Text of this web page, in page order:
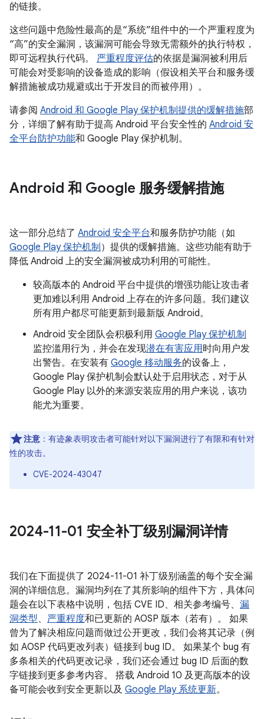
的链接。
这些问题中危险性最高的是“系统”组件中的一个严重程度为
“高”的安全漏洞，该漏洞可能会导致无需额外的执行特权，
即可远程执行代码。 严重程度评估的依据是漏洞被利用后
可能会对受影响的设备造成的影响（假设相关平台和服务缓
解措施被成功规避或出于开发目的而被停用）。
请参阅 Android 和 Google Play 保护机制提供的缓解措施部
分，详细了解有助于提高 Android 平台安全性的 Android 安
全平台防护功能和 Google Play 保护机制。
Android 和 Google 服务缓解措施
这一部分总结了 Android 安全平台和服务防护功能（如
Google Play 保护机制 ）提供的缓解措施。这些功能有助于
降低 Android 上的安全漏洞被成功利用的可能性。
较高版本的 Android 平台中提供的增强功能让攻击者
更加难以利用 Android 上存在的许多问题。我们建议
所有用户都尽可能更新到最新版 Android。
Android 安全团队会积极利用 Google Play 保护机制
监控滥用行为，并会在发现潜在有害应用时向用户发
出警告。在安装有 Google 移动服务的设备上，
Google Play 保护机制会默认处于启用状态，对于从
Google Play 以外的来源安装应用的用户来说，该功
能尤为重要。
注意 ：有迹象表明攻击者可能针对以下漏洞进行了有限和有针对
性的攻击。
CVE-2024-43047
2024-11-01 安全补丁级别漏洞详情
我们在下面提供了 2024-11-01 补丁级别涵盖的每个安全漏
洞的详细信息。漏洞均列在了其所影响的组件下方，具体问
题会在以下表格中说明，包括 CVE ID、相关参考编号、 漏
洞类型、 严重程度和已更新的 AOSP 版本（若有）。 如果
曾为了解决相应问题而做过公开更改，我们会将其记录（例
如 AOSP 代码更改列表）链接到 bug ID。 如果某个 bug 有
多条相关的代码更改记录，我们还会通过 bug ID 后面的数
字链接到更多参考内容。 搭载 Android 10 及更高版本的设
备可能会收到安全更新以及 Google Play 系统更新。